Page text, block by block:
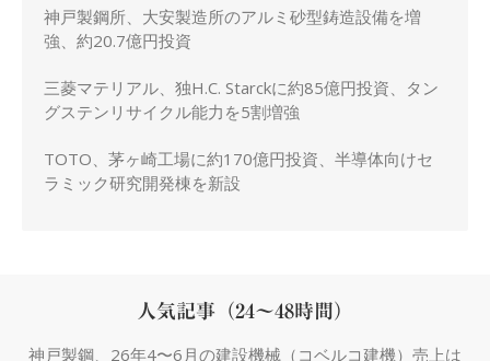
神戸製鋼所、大安製造所のアルミ砂型鋳造設備を増
強、約20.7億円投資
三菱マテリアル、独H.C. Starckに約85億円投資、タン
グステンリサイクル能力を5割増強
TOTO、茅ヶ崎工場に約170億円投資、半導体向けセ
ラミック研究開発棟を新設
人気記事（24～48時間）
神戸製鋼、26年4〜6月の建設機械（コベルコ建機）売上は